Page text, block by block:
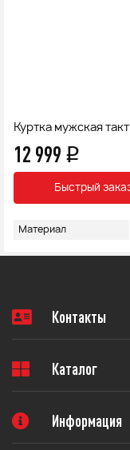
Куртка мужская
12 999 q
Быстрый
Материал
Контакты
Каталог
Информация